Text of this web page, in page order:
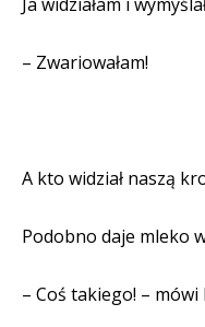
– Zwariowałam!
A kto widział naszą
Podobno daje mleko
– Coś takiego! – mówi